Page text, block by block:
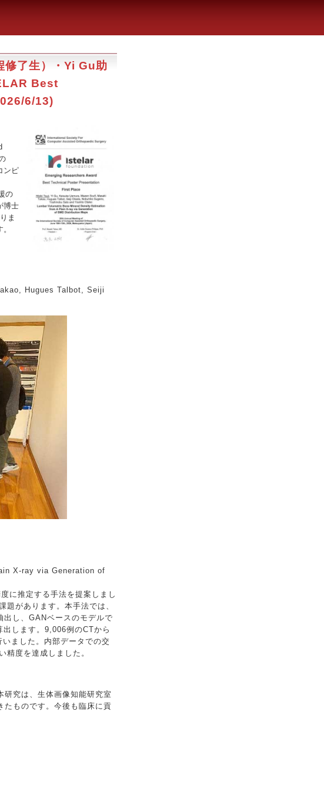
修了生）・Yi Gu助
Best
6/13)
ンピ
の
博士
ま
Hugues Talbot, Seiji
X-ray via Generation of
に推定する手法を提案しまし
題があります。本手法では、
し、GANベースのモデルで
します。9,006例のCTから
ました。内部データでの交
精度を達成しました。
究は、生体画像知能研究室
たものです。今後も臨床に貢